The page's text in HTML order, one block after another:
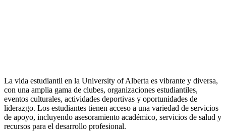
La vida estudiantil en la University of Alberta es vibrante y diversa,
con una amplia gama de clubes, organizaciones estudiantiles,
eventos culturales, actividades deportivas y oportunidades de
liderazgo. Los estudiantes tienen acceso a una variedad de servicios
de apoyo, incluyendo asesoramiento académico, servicios de salud y
recursos para el desarrollo profesional.